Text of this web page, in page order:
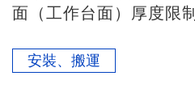
面（工作台面）厚度限制
安裝、搬運